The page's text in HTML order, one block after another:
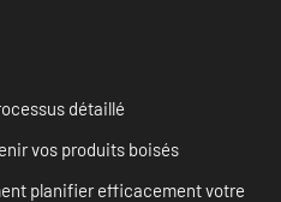
détaillé
vos produits boisés
planifier efficacement votre